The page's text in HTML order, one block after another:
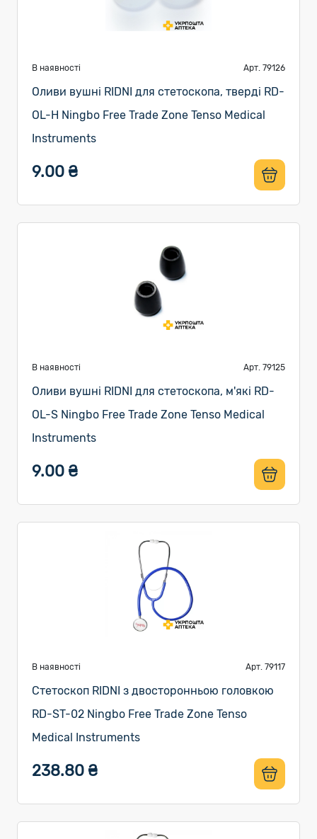
В наявності Арт. 79126
Оливи вушні RIDNI для стетоскопа, тверді RD-
OL-H Ningbo Free Trade Zone Tenso Medical
Instruments
9.00 ₴
В наявності Арт. 79125
Оливи вушні RIDNI для стетоскопа, м'які RD-
OL-S Ningbo Free Trade Zone Tenso Medical
Instruments
9.00 ₴
В наявності Арт. 79117
Стетоскоп RIDNI з двосторонньою головкою
RD-ST-02 Ningbo Free Trade Zone Tenso
Medical Instruments
238.80 ₴